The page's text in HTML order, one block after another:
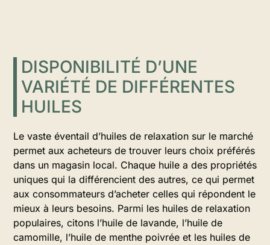
DISPONIBILITÉ D’UNE
VARIÉTÉ DE DIFFÉRENTES
HUILES
Le vaste éventail d’huiles de relaxation sur le marché
permet aux acheteurs de trouver leurs choix préférés
dans un magasin local. Chaque huile a des propriétés
uniques qui la différencient des autres, ce qui permet
aux consommateurs d’acheter celles qui répondent le
mieux à leurs besoins. Parmi les huiles de relaxation
populaires, citons l’huile de lavande, l’huile de
camomille, l’huile de menthe poivrée et les huiles de